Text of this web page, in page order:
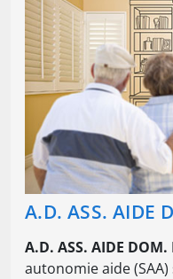
A.D. ASS. AIDE
A.D. ASS. AIDE
autonomie aide (SAA)